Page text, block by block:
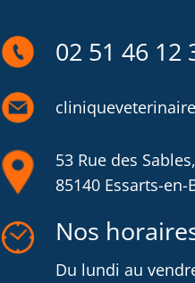
02 51 46 12
53 Rue des Sables,
85140 Essarts-en-
Nos
Du lundi au